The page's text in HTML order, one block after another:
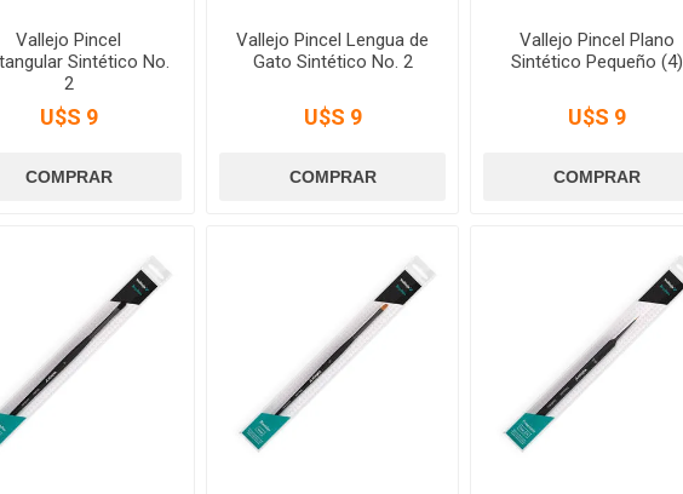
Vallejo Pincel
Sintético No.
2
U$S 9
Vallejo Pincel Lengua de
Gato Sintético No. 2
U$S 9
Vallejo Pincel Plano
Sintético Pequeño (4)
U$S 9